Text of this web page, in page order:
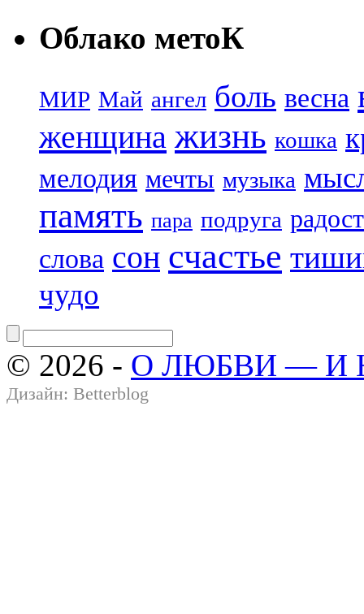
Облако метоК
МИР Май ангел боль весна
женщина жизнь кошка
мелодия мечты музыка
память пара подруга
слова сон счастье
чудо
© 2026 - О ЛЮБВИ — И
Дизайн: Betterblog